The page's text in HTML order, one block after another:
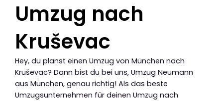
Umzug nach
Kruševac
Hey, du planst einen Umzug von München nach
Kruševac? Dann bist du bei uns, Umzug Neumann
aus München, genau richtig! Als das beste
Umzugsunternehmen für deinen Umzug nach